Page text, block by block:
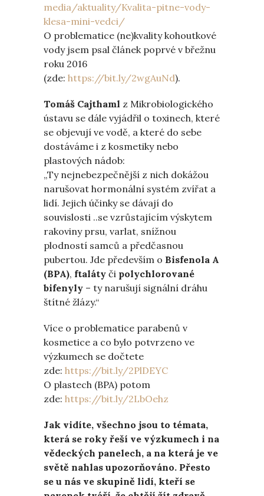
media/aktuality/Kvalita-pitne-vody-
klesa-mini-vedci/
O problematice (ne)kvality kohoutkové
vody jsem psal článek poprvé v břežnu
roku 2016
(zde: https://bit.ly/2wgAuNd).
Tomáš Cajthaml z Mikrobiologického
ústavu se dále vyjádřil o toxinech, které
se objevují ve vodě, a které do sebe
dostáváme i z kosmetiky nebo
plastových nádob:
„Ty nejnebezpečnější z nich dokážou
narušovat hormonální systém zvířat a
lidí. Jejich účinky se dávají do
souvislosti ..se vzrůstajícím výskytem
rakoviny prsu, varlat, snížnou
plodností samců a předčasnou
pubertou. Jde především o Bisfenola A
(BPA), ftaláty či polychlorované
bifenyly – ty narušují signální dráhu
štítné žlázy.“
Více o problematice parabenů v
kosmetice a co bylo potvrzeno ve
výzkumech se dočtete
zde: https://bit.ly/2PlDEYC
O plastech (BPA) potom
zde: https://bit.ly/2LbOehz
Jak vidíte, všechno jsou to témata,
která se roky řeší ve výzkumech i na
vědeckých panelech, a na která je ve
světě nahlas upozorňováno. Přesto
se u nás ve skupině lidí, kteří se